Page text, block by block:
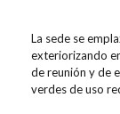
La sede se
exteriorizando
de reunión y de
verdes de uso